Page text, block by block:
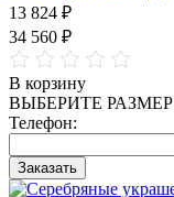
13 824 ₽
34 560 ₽
В корзину
ВЫБЕРИТЕ РАЗМЕР
Телефон:
Заказать